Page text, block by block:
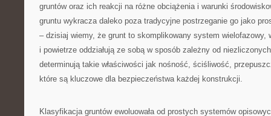
gruntów oraz ich reakcji na różne obciążenia i warunki
gruntu wykracza daleko poza tradycyjne postrzeganie go jako
– dzisiaj wiemy, że grunt to skomplikowany system wielofazowy,
i powietrze oddziałują ze sobą w sposób zależny od
determinują takie właściwości jak nośność, ściśliwość,
które są kluczowe dla bezpieczeństwa każdej konstrukcji.
Klasyfikacja gruntów ewoluowała od prostych systemów